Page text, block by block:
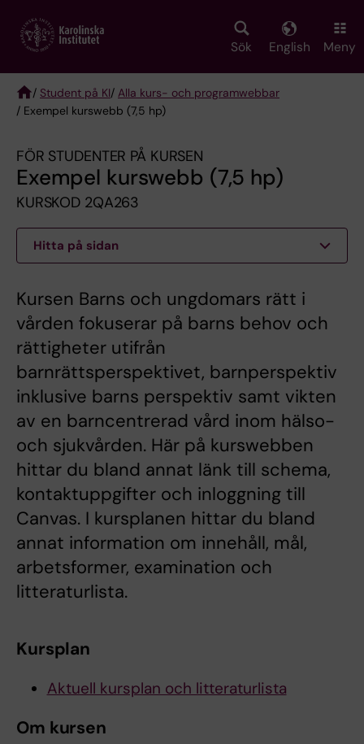
main
Sök English Meny
Breadcrumb
/ Student på KI/ Alla kurs- och programwebbar
/ Exempel kurswebb (7,5 hp)
FÖR STUDENTER PÅ KURSEN
Exempel kurswebb (7,5 hp)
KURSKOD 2QA263
Hitta på sidan
Kursen Barns och ungdomars rätt i
vården fokuserar på barns behov och
rättigheter utifrån
barnrättsperspektivet, barnperspektiv
inklusive barns perspektiv samt vikten
av en barncentrerad vård inom hälso-
och sjukvården. Här på kurswebben
hittar du bland annat länk till schema,
kontaktuppgifter och inloggning till
Canvas. I kursplanen hittar du bland
annat information om innehåll, mål,
arbetsformer, examination och
litteraturlista.
Kursplan
Aktuell kursplan och litteraturlista
Om kursen